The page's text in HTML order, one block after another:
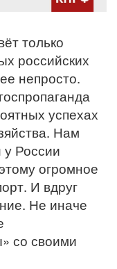
только
российских
непросто.
успехах
Нам
у России
огромное
И вдруг
Не иначе
со своими